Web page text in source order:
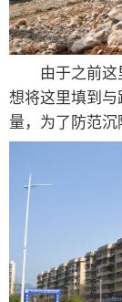
由于之前这里
想将这里填到
量，为了防范沉